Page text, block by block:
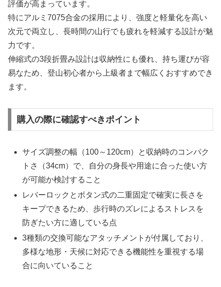
評価が高まっています。
特にアルミ7075合金の採用により、強度と軽量化を高い
次元で両立し、長時間の山行でも疲れを軽減する設計が魅
力です。
伸縮式の3段折畳み設計は収納性にも優れ、持ち運びが容
易なため、登山初心者から上級者まで幅広くおすすめでき
ます。
購入の際に確認すべきポイント
サイズ調整の幅（100～120cm）と収納時のコンパク
トさ（34cm）で、自分の身長や用途に合った使い方
が可能か検討すること
レバーロックとボタン式の二重固定で確実に長さを
キープできるため、歩行時のズレによるストレスを
防ぎたい方に適している点
3種類の交換可能なアタッチメントが付属しており、
多様な地形・天候に対応できる機能性を重視する場
合に向いていること